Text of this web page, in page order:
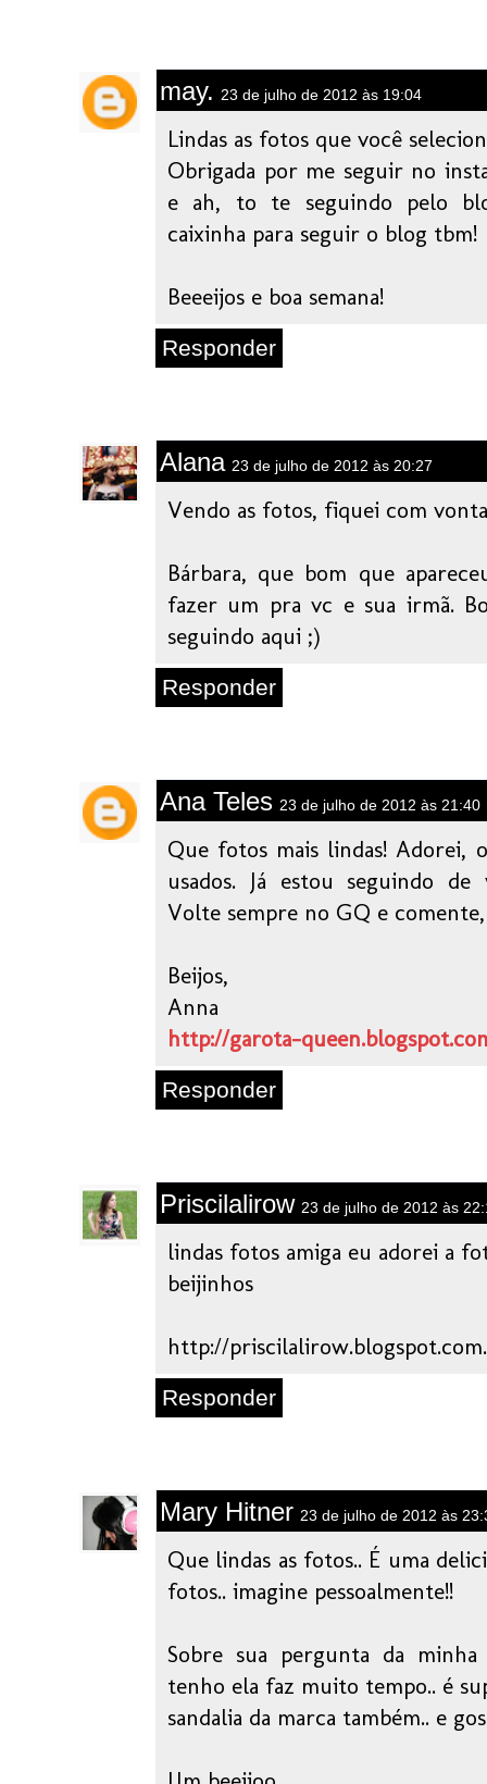
may. 23 de julho de 2012 às 19:04
Lindas as fotos que você
Obrigada por me seguir no
e ah, to te seguindo pelo
caixinha para seguir o blog tbm!
Beeeijos e boa semana!
Responder
Alana 23 de julho de 2012 às 20:27
Vendo as fotos, fiquei com
Bárbara, que bom que
fazer um pra vc e sua irmã.
seguindo aqui ;)
Responder
Ana Teles 23 de julho de 2012 às 21:40
Que fotos mais lindas! Adorei,
usados. Já estou seguindo
Volte sempre no GQ e
Beijos,
Anna
http://garota-
Responder
Priscilalirow 23 de julho de 2012 às
lindas fotos amiga eu adorei a
beijinhos
http://
Responder
Mary Hitner 23 de julho de 2012 às
Que lindas as fotos.. É uma
fotos.. imagine pessoalmente!!
Sobre sua pergunta da
tenho ela faz muito tempo.. é
sandalia da marca também.. e